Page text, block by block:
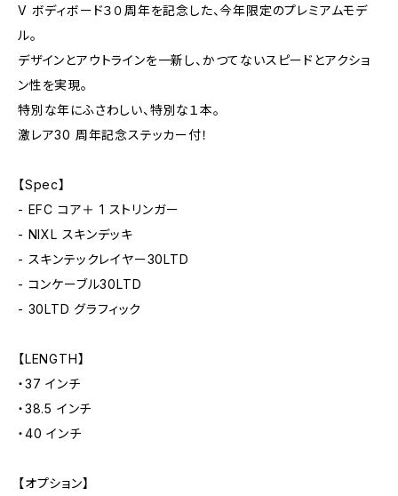
V ボディボード３０周年を記念した、今年限定のプレミアムモデ
ル。
デザインとアウトラインを一新し、かつてないスピードとアクショ
ン性を実現。
特別な年にふさわしい、特別な１本。
激レア30 周年記念ステッカー付！
【Spec】
- EFC コア＋ 1 ストリンガー
- NIXL スキンデッキ
- スキンテックレイヤー30LTD
- コンケーブル30LTD
- 30LTD グラフィック
【LENGTH】
・37 インチ
・38.5 インチ
・40 インチ
【オプション】